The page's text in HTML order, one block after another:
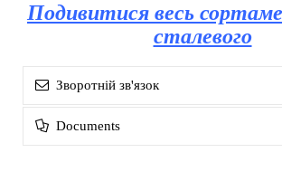
Подивитися весь
сталевого
Зворотній зв'язок
Documents